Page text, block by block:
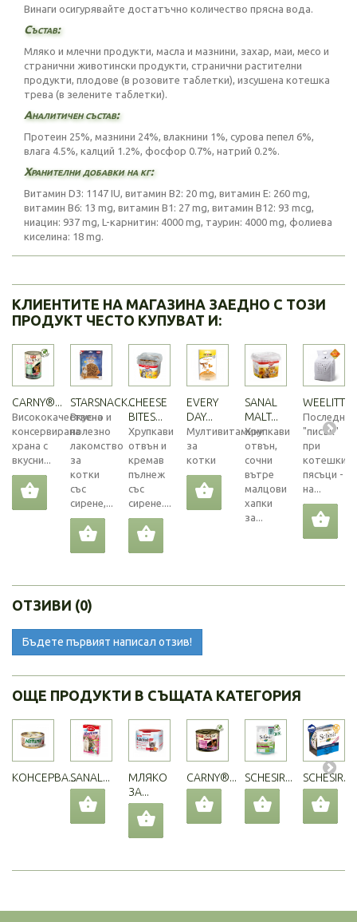
Винаги осигурявайте достатъчно количество прясна вода.
Състав:
Мляко и млечни продукти, масла и мазнини, захар, маи, месо и
странични животински продукти, странични растителни
продукти, плодове (в розовите таблетки), изсушена котешка
трева (в зелените таблетки).
Аналитичен състав:
Протеин 25%, мазнини 24%, влакнини 1%, сурова пепел 6%,
влага 4.5%, калций 1.2%, фосфор 0.7%, натрий 0.2%.
Хранителни добавки на кг:
Витамин D3: 1147 IU, витамин В2: 20 mg, витамин Е: 260 mg,
витамин В6: 13 mg, витамин В1: 27 mg, витамин В12: 93 mcg,
ниацин: 937 mg, L-карнитин: 4000 mg, таурин: 4000 mg, фолиева
киселина: 18 mg.
КЛИЕНТИТЕ НА МАГАЗИНА ЗАЕДНО С ТОЗИ
ПРОДУКТ ЧЕСТО КУПУВАТ И:
CARNY®...
Висококачествена
консервирана
храна с
вкусни...
STARSNACK...
Вкусно и
полезно
лакомство
за
котки
със
сирене,...
CHEESE
BITES...
Хрупкави
отвън и
кремав
пълнеж
със
сирене....
EVERY
DAY...
Мултивитамини
за
котки
SANAL
MALT...
Хрупкави
отвън,
сочни
вътре
малцови
хапки
за...
"писък"
при
пясъци -
на...
ОТЗИВИ (0)
Бъдете първият написал отзив!
ОЩЕ ПРОДУКТИ В СЪЩАТА КАТЕГОРИЯ
КОНСЕРВА...SANAL...
МЛЯКО
ЗА...
CARNY®... SCHESIR... SCHESIR...